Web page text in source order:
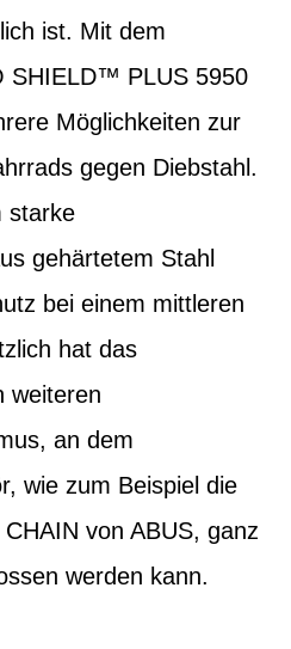
ist. Mit dem
SHIELD™ PLUS 5950
Möglichkeiten zur
gegen Diebstahl.
starke
gehärtetem Stahl
bei einem mittleren
hat das
weiteren
an dem
wie zum Beispiel die
von ABUS, ganz
werden kann.